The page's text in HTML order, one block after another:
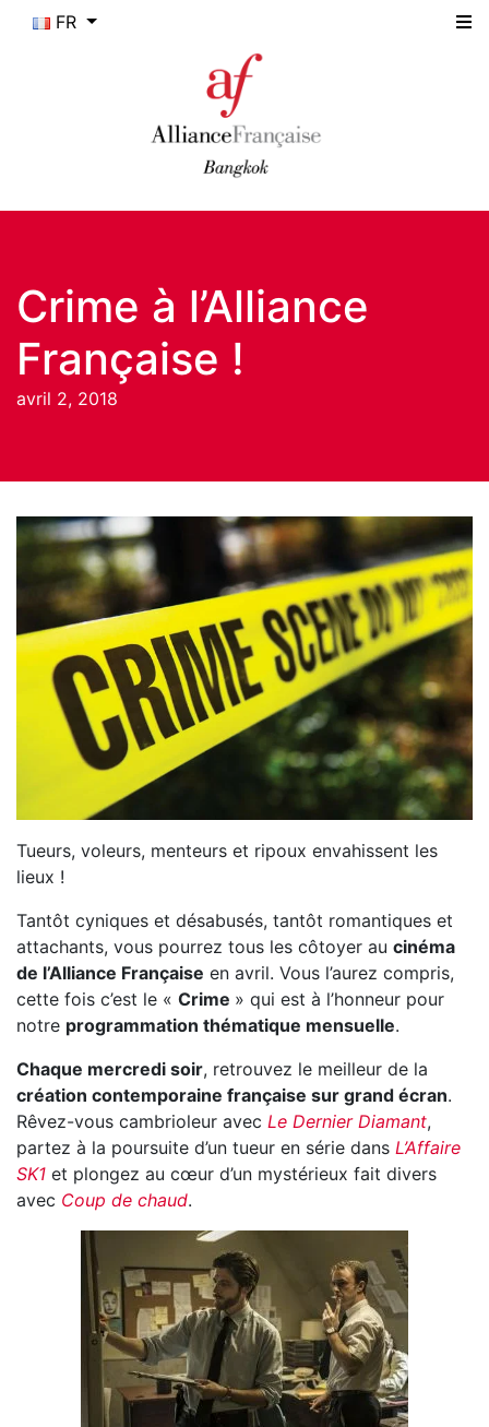
FR
Crime à l’Alliance
Française !
avril 2, 2018
Tueurs, voleurs, menteurs et ripoux envahissent les
lieux !
Tantôt cyniques et désabusés, tantôt romantiques et
attachants, vous pourrez tous les côtoyer au cinéma
de l’Alliance Française en avril. Vous l’aurez compris,
cette fois c’est le « Crime » qui est à l’honneur pour
notre programmation thématique mensuelle.
Chaque mercredi soir, retrouvez le meilleur de la
création contemporaine française sur grand écran.
Rêvez-vous cambrioleur avec Le Dernier Diamant,
partez à la poursuite d’un tueur en série dans L’Affaire
SK1 et plongez au cœur d’un mystérieux fait divers
avec Coup de chaud.